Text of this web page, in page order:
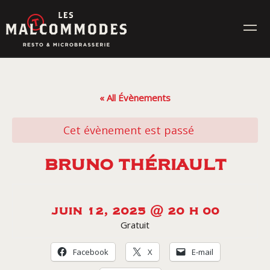
to
content
CONTACT
« All Évènements
Cet évènement est passé
BRUNO THÉRIAULT
JUIN 12, 2025 @ 20 H 00
Gratuit
Facebook X E-mail